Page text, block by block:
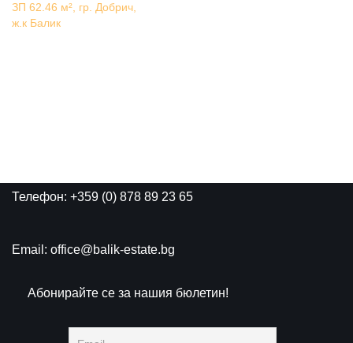
ЗП 62.46 м², гр. Добрич,
ж.к Балик
Телефон: +359 (0) 878 89 23 65
Email: office@balik-estate.bg
Абонирайте се за нашия бюлетин!